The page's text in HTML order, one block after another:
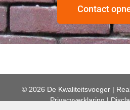
Contact
© 2026 De Kwaliteitsvoeger |
Privacyverklaring|